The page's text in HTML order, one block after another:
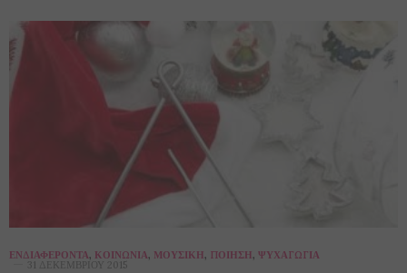
ΕΝΔΙΑΦΈΡΟΝΤΑ, ΚΟΙΝΩΝΊΑ, ΜΟΥΣΙΚΉ, ΠΟΊΗΣΗ, ΨΥΧΑΓΩΓΊΑ
31 ΔΕΚΕΜΒΡΊΟΥ 2015